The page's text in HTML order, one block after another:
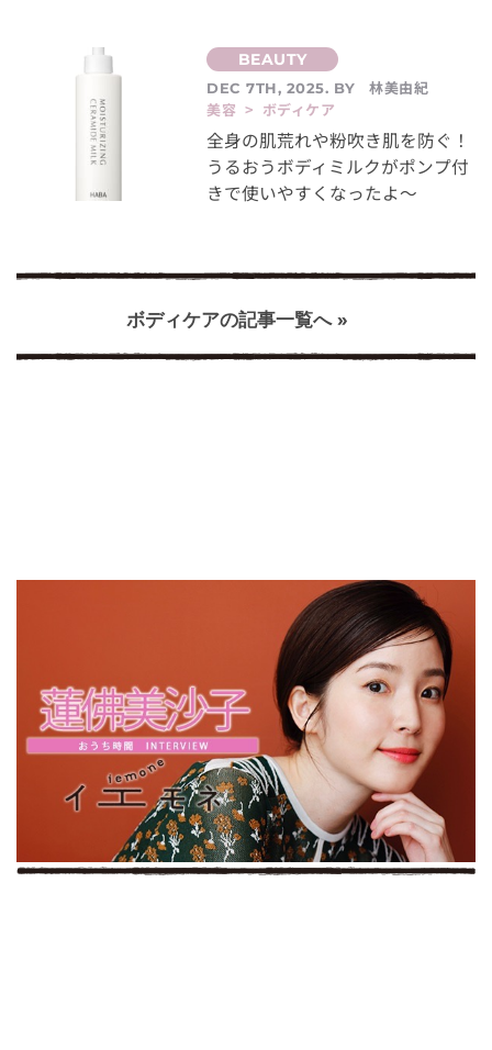
DEC 7TH, 2025. BY
林美由紀
美容 > ボディケア
全身の肌荒れや粉吹き肌を防ぐ！
うるおうボディミルクがポンプ付
きで使いやすくなったよ～
ボディケアの記事一覧へ »